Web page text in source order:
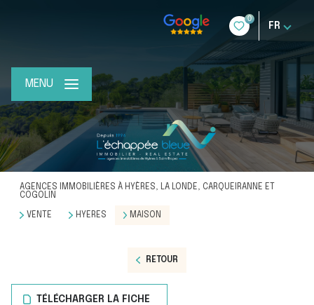
0
FR
MENU
AGENCES IMMOBILIÈRES À HYÈRES, LA LONDE, CARQUEIRANNE ET
COGOLIN
VENTE HYERES MAISON
RETOUR
TÉLÉCHARGER LA FICHE